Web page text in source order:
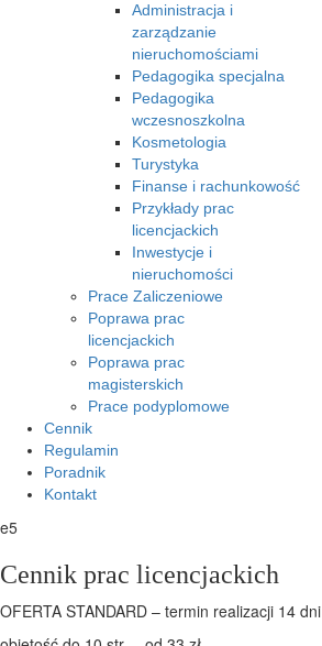
Administracja i
zarządzanie
nieruchomościami
Pedagogika specjalna
Pedagogika
wczesnoszkolna
Kosmetologia
Turystyka
Finanse i rachunkowość
Przykłady prac
licencjackich
Inwestycje i
nieruchomości
Prace Zaliczeniowe
Poprawa prac
licencjackich
Poprawa prac
magisterskich
Prace podyplomowe
Cennik
Regulamin
Poradnik
Kontakt
e5
Cennik prac licencjackich
OFERTA STANDARD – termin realizacji 14 dni